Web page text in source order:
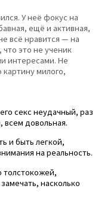
У неё фокус на
ещё и активная,
всё нравится — на
это не ученик
интересами. Не
картину милого,
секс неудачный, раз
всем довольная.
и быть легкой,
на реальность.
толстокожей,
насколько